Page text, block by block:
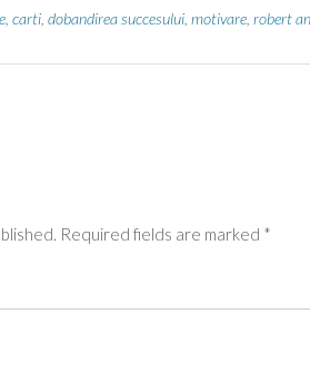
carti dobandirea succesului motivare robert
Required fields are marked *